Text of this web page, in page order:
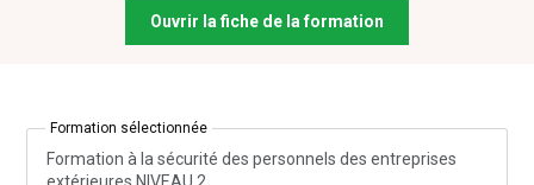
Ouvrir la fiche de la formation
Formation sélectionnée
Formation à la sécurité des personnels des entreprises